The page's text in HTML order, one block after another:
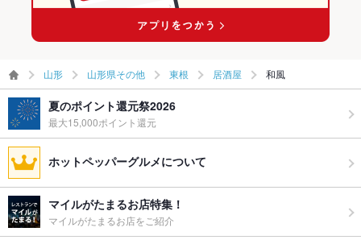
山形 山形県その他 東根 居酒屋 和風
夏のポイント還元祭2026
最大15,000ポイント還元
ホットペッパーグルメについて
マイルがたまるお店特集！
マイルがたまるお店をご紹介